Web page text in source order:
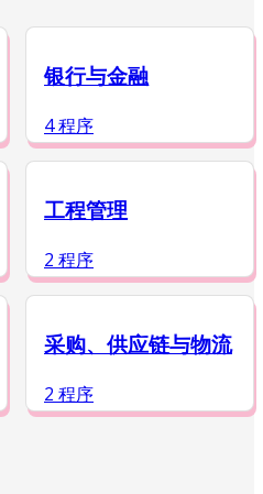
银行与金融
4 程序
工程管理
2 程序
采购、供应链与物流
2 程序